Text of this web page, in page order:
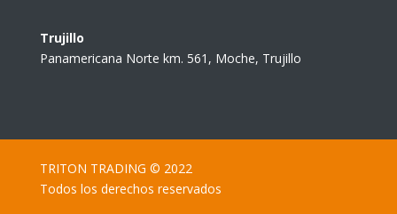
Trujillo
Panamericana Norte km. 561, Moche, Trujillo
TRITON TRADING © 2022
Todos los derechos reservados